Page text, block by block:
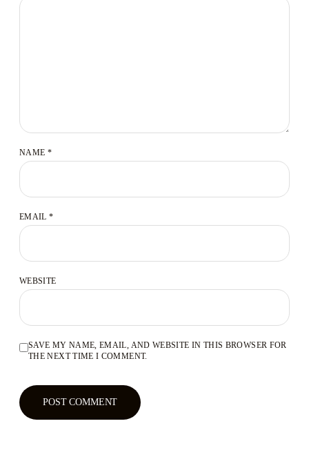
NAME *
EMAIL*
WEBSITE
SAVE MY NAME, EMAIL, AND WEBSITE IN THIS BROWSER FOR
THE NEXT TIME I COMMENT.